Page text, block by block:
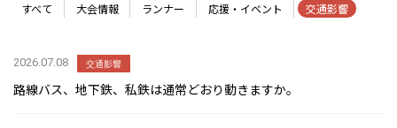
すべて 大会情報 ランナー 応援・イベント 交通影響
2026.07.08 交通影響
路線バス、地下鉄、私鉄は通常どおり動きますか。